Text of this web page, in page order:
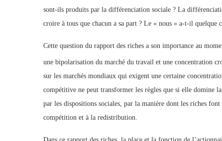
sont-ils produits par la différenciation sociale ? La
croire à tous que chacun a sa part ? Le « nous » a-t-il quelque
Cette question du rapport des riches a son importance au
une bipolarisation du marché du travail et une concentration
sur les marchés mondiaux qui exigent une certaine
compétitive ne peut transformer les règles que si elle domine
par les dispositions sociales, par la manière dont les riches
compétition et à la redistribution.